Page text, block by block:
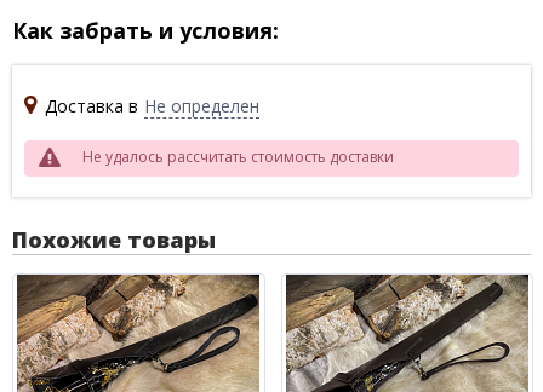
Как забрать и условия:
Доставка в Не определен
Не удалось рассчитать стоимость доставки
Похожие товары